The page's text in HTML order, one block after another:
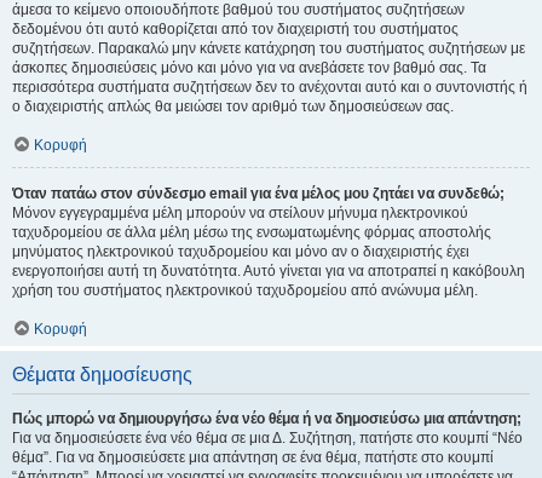
άμεσα το κείμενο οποιουδήποτε βαθμού του συστήματος συζητήσεων
δεδομένου ότι αυτό καθορίζεται από τον διαχειριστή του συστήματος
συζητήσεων. Παρακαλώ μην κάνετε κατάχρηση του συστήματος συζητήσεων με
άσκοπες δημοσιεύσεις μόνο και μόνο για να ανεβάσετε τον βαθμό σας. Τα
περισσότερα συστήματα συζητήσεων δεν το ανέχονται αυτό και ο συντονιστής ή
ο διαχειριστής απλώς θα μειώσει τον αριθμό των δημοσιεύσεων σας.
Κορυφή
Όταν πατάω στον σύνδεσμο email για ένα μέλος μου ζητάει να συνδεθώ;
Μόνον εγγεγραμμένα μέλη μπορούν να στείλουν μήνυμα ηλεκτρονικού
ταχυδρομείου σε άλλα μέλη μέσω της ενσωματωμένης φόρμας αποστολής
μηνύματος ηλεκτρονικού ταχυδρομείου και μόνο αν ο διαχειριστής έχει
ενεργοποιήσει αυτή τη δυνατότητα. Αυτό γίνεται για να αποτραπεί η κακόβουλη
χρήση του συστήματος ηλεκτρονικού ταχυδρομείου από ανώνυμα μέλη.
Κορυφή
Θέματα δημοσίευσης
Πώς μπορώ να δημιουργήσω ένα νέο θέμα ή να δημοσιεύσω μια απάντηση;
Για να δημοσιεύσετε ένα νέο θέμα σε μια Δ. Συζήτηση, πατήστε στο κουμπί “Νέο
θέμα”. Για να δημοσιεύσετε μια απάντηση σε ένα θέμα, πατήστε στο κουμπί